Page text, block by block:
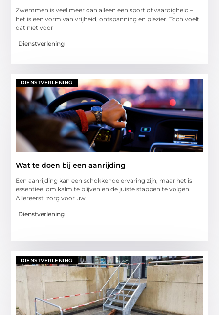
Zwemmen is veel meer dan alleen een sport of vaardigheid –
het is een vorm van vrijheid, ontspanning en plezier. Toch voelt
dat niet voor
Dienstverlening
DIENSTVERLENING
Wat te doen bij een aanrijding
Een aanrijding kan een schokkende ervaring zijn, maar het is
essentieel om kalm te blijven en de juiste stappen te volgen.
Allereerst, zorg voor uw
Dienstverlening
DIENSTVERLENING